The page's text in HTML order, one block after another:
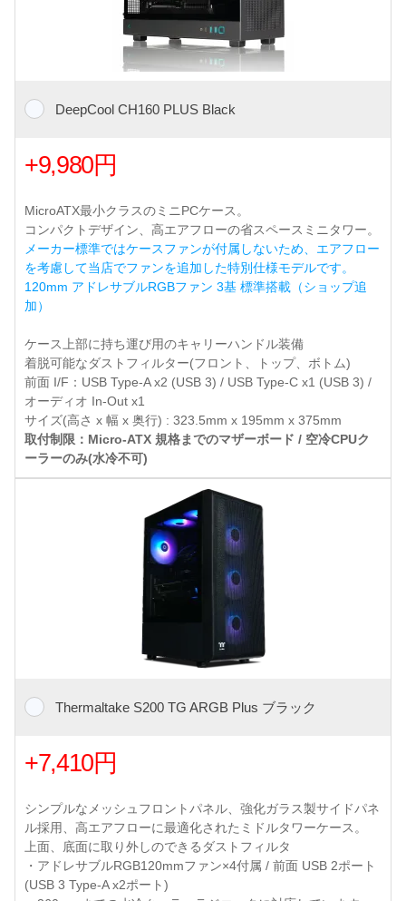
DeepCool CH160 PLUS Black
+9,980円
MicroATX最小クラスのミニPCケース。
コンパクトデザイン、高エアフローの省スペースミニタワー。
メーカー標準ではケースファンが付属しないため、エアフロー
を考慮して当店でファンを追加した特別仕様モデルです。
120mm アドレサブルRGBファン 3基 標準搭載（ショップ追
加）
ケース上部に持ち運び用のキャリーハンドル装備
着脱可能なダストフィルター(フロント、トップ、ボトム)
前面 I/F：USB Type-A x2 (USB 3) / USB Type-C x1 (USB 3) /
オーディオ In-Out x1
サイズ(高さ x 幅 x 奥行) : 323.5mm x 195mm x 375mm
取付制限：Micro-ATX 規格までのマザーボード / 空冷CPUク
ーラーのみ(水冷不可)
Thermaltake S200 TG ARGB Plus ブラック
+7,410円
シンプルなメッシュフロントパネル、強化ガラス製サイドパネ
ル採用、高エアフローに最適化されたミドルタワーケース。
上面、底面に取り外しのできるダストフィルタ
・アドレサブルRGB120mmファン×4付属 / 前面 USB 2ポート
(USB 3 Type-A x2ポート)